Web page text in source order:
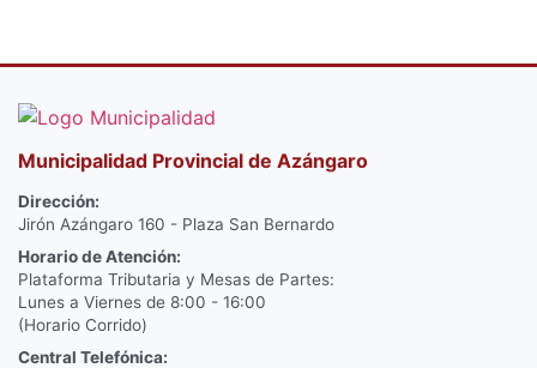
Municipalidad Provincial de Azángaro
Dirección:
Jirón Azángaro 160 - Plaza San Bernardo
Horario de Atención:
Plataforma Tributaria y Mesas de Partes:
Lunes a Viernes de 8:00 - 16:00
(Horario Corrido)
Central Telefónica: